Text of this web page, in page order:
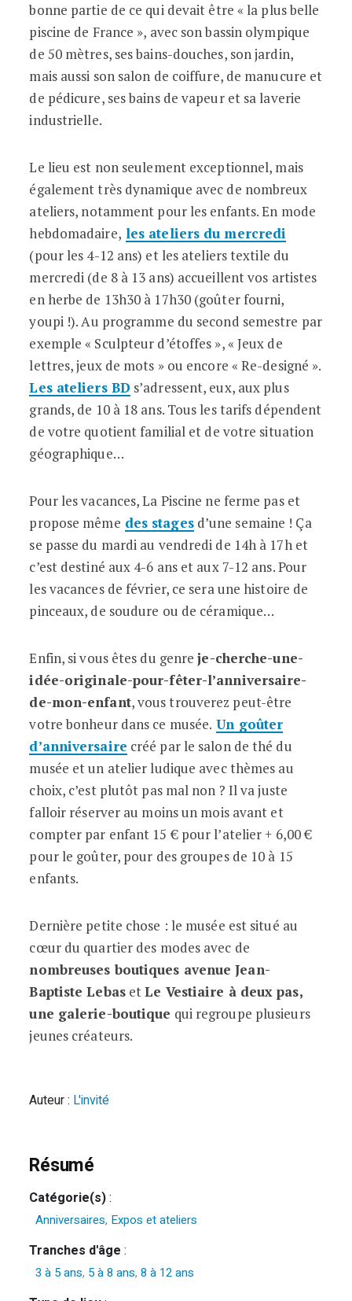
bonne partie de ce qui devait être « la plus belle
piscine de France », avec son bassin olympique
de 50 mètres, ses bains-douches, son jardin,
mais aussi son salon de coiffure, de manucure et
de pédicure, ses bains de vapeur et sa laverie
industrielle.
Le lieu est non seulement exceptionnel, mais
également très dynamique avec de nombreux
ateliers, notamment pour les enfants. En mode
hebdomadaire, les ateliers du mercredi
(pour les 4-12 ans) et les ateliers textile du
mercredi (de 8 à 13 ans) accueillent vos artistes
en herbe de 13h30 à 17h30 (goûter fourni,
youpi !). Au programme du second semestre par
exemple « Sculpteur d’étoffes », « Jeux de
lettres, jeux de mots » ou encore « Re-designé ».
Les ateliers BD s’adressent, eux, aux plus
grands, de 10 à 18 ans. Tous les tarifs dépendent
de votre quotient familial et de votre situation
géographique…
Pour les vacances, La Piscine ne ferme pas et
propose même des stagesd’une semaine ! Ça
se passe du mardi au vendredi de 14h à 17h et
c’est destiné aux 4-6 ans et aux 7-12 ans. Pour
les vacances de février, ce sera une histoire de
pinceaux, de soudure ou de céramique…
Enfin, si vous êtes du genreje-cherche-une-
idée-originale-pour-fêter-l’anniversaire-
de-mon-enfant, vous trouverez peut-être
votre bonheur dans ce musée. Un goûter
d’anniversaire créé par le salon de thé du
musée et un atelier ludique avec thèmes au
choix, c’est plutôt pas mal non ? Il va juste
falloir réserver au moins un mois avant et
compter par enfant 15 € pour l’atelier + 6,00 €
pour le goûter, pour des groupes de 10 à 15
enfants.
Dernière petite chose : le musée est situé au
cœur du quartier des modes avec de
nombreuses boutiques avenue Jean-
Baptiste LebasetLe Vestiaire à deux pas,
une galerie-boutique qui regroupe plusieurs
jeunes créateurs.
Auteur : L'invité
Résumé
Catégorie(s):
Anniversaires, Expos et ateliers
Tranches d'âge :
3 à 5 ans, 5 à 8 ans,8 à 12 ans